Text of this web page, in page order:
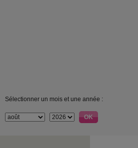
Sélectionner un mois et une année :